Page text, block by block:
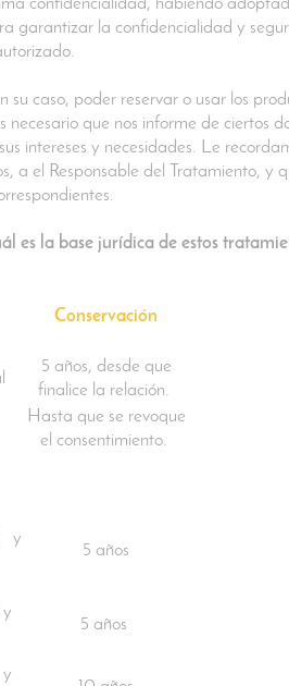
confidencialidad, habiendo
garantizar la confidencialidad y
caso, poder reservar o usar los
necesario que nos informe de ciertos
intereses y necesidades. Le
a el Responsable del Tratamiento, y
es la base jurídica de estos
Conservación
5 años, desde que
finalice la relación.
Hasta que se revoque
el consentimiento.
y
5 años
y
5 años
y